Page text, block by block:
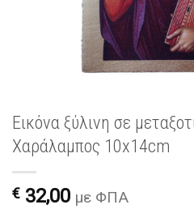
Εικόνα ξύλινη σε
Χαράλαμπος 10x14cm
€ 32,00 με ΦΠΑ